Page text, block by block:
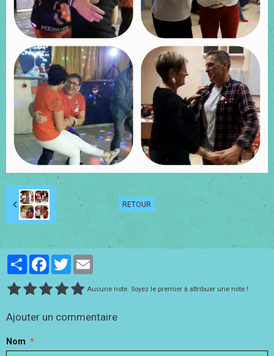
RETOUR
PartagerFacebookTwitter
Aucune note. Soyez le premier à attribuer une note !
Ajouter un commentaire
Nom